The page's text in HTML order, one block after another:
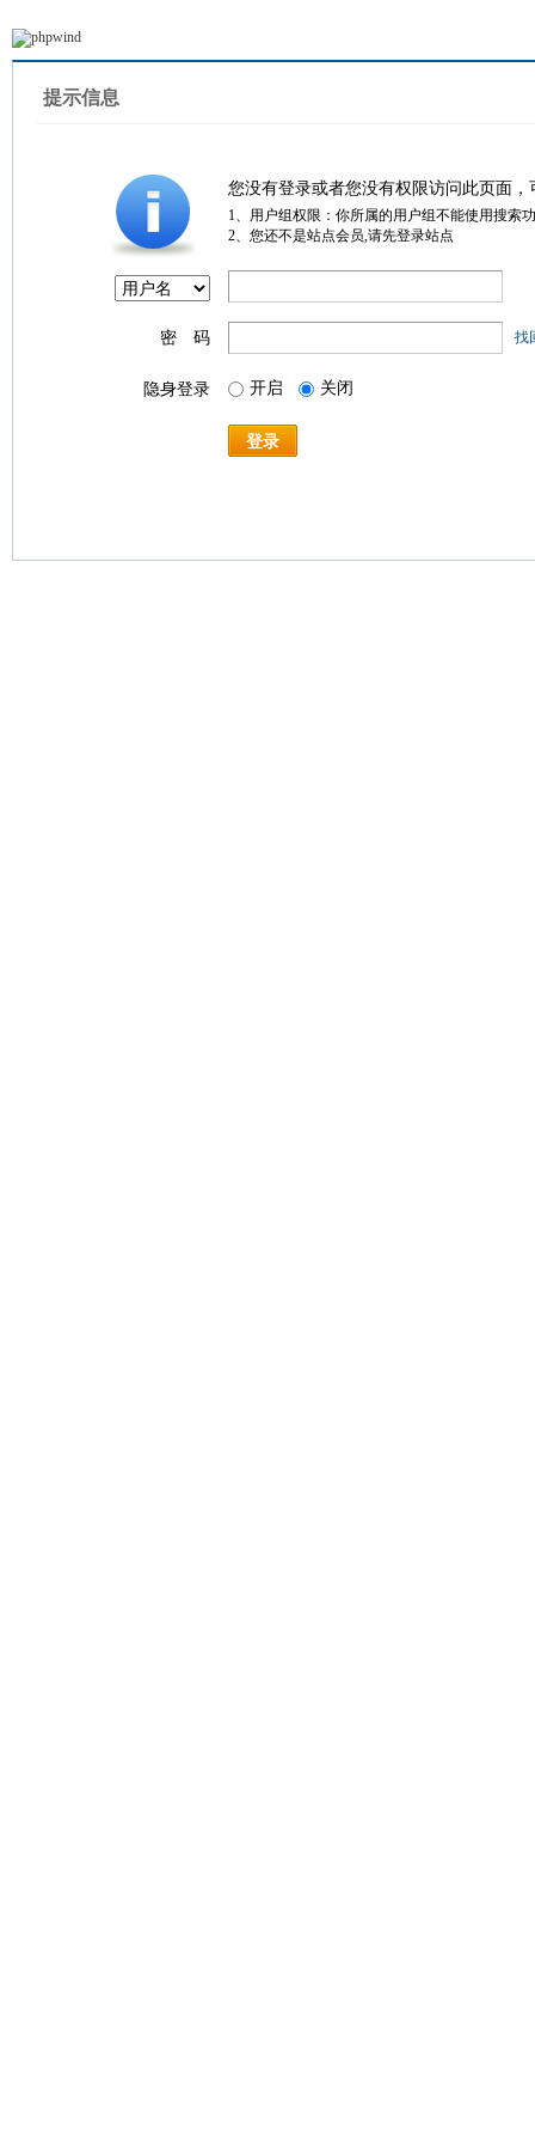
提示信息
您没有登录或者您没有权限访问此页面
1、用户组权限：你所属的用户组不能使用搜索
2、您还不是站点会员,请先登录站点
密 码 找
隐身登录 开启 关闭
登录